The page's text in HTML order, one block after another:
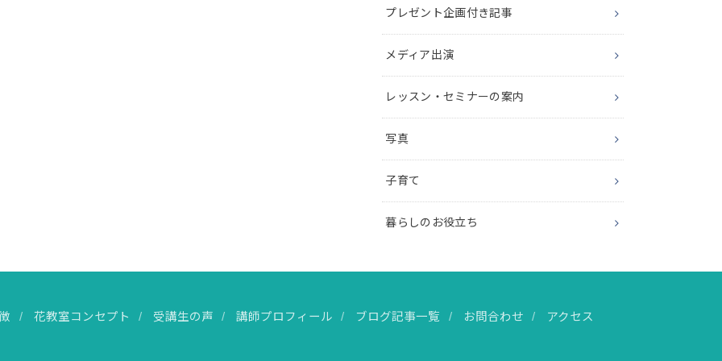
プレゼント企画付き記事
メディア出演
レッスン・セミナーの案内
写真
子育て
暮らしのお役立ち
花教室コンセプト 受講生の声 講師プロフィール ブログ記事一覧 お問合わせ アクセス